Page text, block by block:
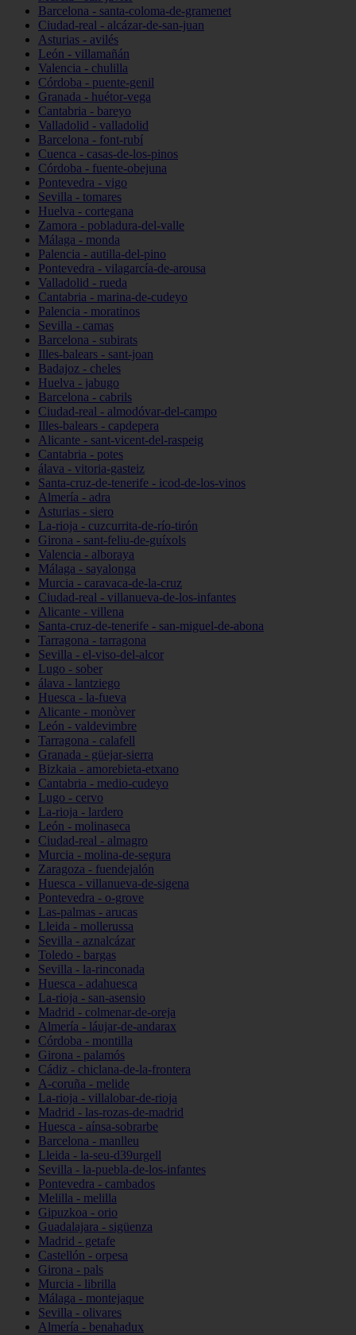
Barcelona - santa-coloma-de-gramenet
Ciudad-real - alcázar-de-san-juan
Asturias - avilés
León - villamañán
Valencia - chulilla
Córdoba - puente-genil
Granada - huétor-vega
Cantabria - bareyo
Valladolid - valladolid
Barcelona - font-rubí
Cuenca - casas-de-los-pinos
Córdoba - fuente-obejuna
Pontevedra - vigo
Sevilla - tomares
Huelva - cortegana
Zamora - pobladura-del-valle
Málaga - monda
Palencia - autilla-del-pino
Pontevedra - vilagarcía-de-arousa
Valladolid - rueda
Cantabria - marina-de-cudeyo
Palencia - moratinos
Sevilla - camas
Barcelona - subirats
Illes-balears - sant-joan
Badajoz - cheles
Huelva - jabugo
Barcelona - cabrils
Ciudad-real - almodóvar-del-campo
Illes-balears - capdepera
Alicante - sant-vicent-del-raspeig
Cantabria - potes
álava - vitoria-gasteiz
Santa-cruz-de-tenerife - icod-de-los-vinos
Almería - adra
Asturias - siero
La-rioja - cuzcurrita-de-río-tirón
Girona - sant-feliu-de-guíxols
Valencia - alboraya
Málaga - sayalonga
Murcia - caravaca-de-la-cruz
Ciudad-real - villanueva-de-los-infantes
Alicante - villena
Santa-cruz-de-tenerife - san-miguel-de-abona
Tarragona - tarragona
Sevilla - el-viso-del-alcor
Lugo - sober
álava - lantziego
Huesca - la-fueva
Alicante - monòver
León - valdevimbre
Tarragona - calafell
Granada - güejar-sierra
Bizkaia - amorebieta-etxano
Cantabria - medio-cudeyo
Lugo - cervo
La-rioja - lardero
León - molinaseca
Ciudad-real - almagro
Murcia - molina-de-segura
Zaragoza - fuendejalón
Huesca - villanueva-de-sigena
Pontevedra - o-grove
Las-palmas - arucas
Lleida - mollerussa
Sevilla - aznalcázar
Toledo - bargas
Sevilla - la-rinconada
Huesca - adahuesca
La-rioja - san-asensio
Madrid - colmenar-de-oreja
Almería - láujar-de-andarax
Córdoba - montilla
Girona - palamós
Cádiz - chiclana-de-la-frontera
A-coruña - melide
La-rioja - villalobar-de-rioja
Madrid - las-rozas-de-madrid
Huesca - aínsa-sobrarbe
Barcelona - manlleu
Lleida - la-seu-d39urgell
Sevilla - la-puebla-de-los-infantes
Pontevedra - cambados
Melilla - melilla
Gipuzkoa - orio
Guadalajara - sigüenza
Madrid - getafe
Castellón - orpesa
Girona - pals
Murcia - librilla
Málaga - montejaque
Sevilla - olivares
Almería - benahadux